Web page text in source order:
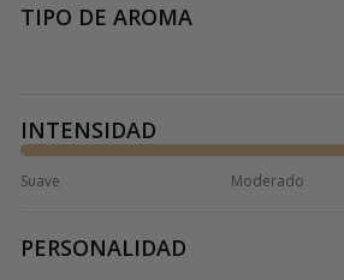
TIPO DE AROMA
INTENSIDAD
Suave Moderado
PERSONALIDAD